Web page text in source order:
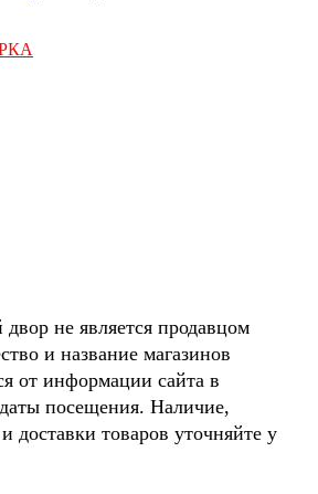
не является продавцом
и название магазинов
от информации сайта в
посещения. Наличие,
доставки товаров уточняйте у